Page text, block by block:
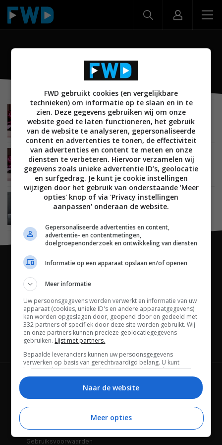
KD-65XG9505
BEELD 20 MAART 2019
Review: Sony KD-75XG9505 (XG95-serie) Ultra
HD lcd led tv
20 FEBRUARI 2019
Sony maakt prijzen XG95-serie lcd led tv’s met
Dolby Vision bekend
BEELD 08 JANUARI 2019
Sony lanceert AG8-serie oled tv’s en XG95-,
Channels
Gebruiksvoorwaarden
FWD gebruikt cookies (en vergelijkbare
technieken) om informatie op te slaan en in te
zien. Deze gegevens gebruiken wij om onze
website goed te laten functioneren, het gebruik
van de website te analyseren, gepersonaliseerde
content en advertenties te tonen, de effectiviteit
van advertenties en content te meten en onze
diensten te verbeteren. Hiervoor verzamelen wij
gegevens zoals unieke advertentie ID’s, geolocatie
en surfgedrag. Je kunt je cookie instellingen
wijzigen door het gebruik van onderstaande 'Meer
opties' knop of via 'Privacy instellingen
aanpassen' onderaan de website.
Gepersonaliseerde advertenties en content,
advertentie- en contentmetingen,
doelgroepenonderzoek en ontwikkeling van diensten
Informatie op een apparaat opslaan en/of openen
Meer informatie
Uw persoonsgegevens worden verwerkt en informatie van uw
apparaat (cookies, unieke ID's en andere apparaatgegevens)
kan worden opgeslagen door, geopend door en gedeeld met
332 partners of specifiek door deze site worden gebruikt. Wij
en onze partners kunnen precieze geolocatiegegevens
gebruiken. Lijst met partners.
Bepaalde leveranciers kunnen uw persoonsgegevens
verwerken op basis van gerechtvaardigd belang. U kunt
hiertegen bezwaar maken door uw opties hieronder te
beheren. Zoek onderaan deze pagina of in het sitemenu naar
een link om uw toestemming te beheren of in te trekken via de
Naar de website
Meer opties